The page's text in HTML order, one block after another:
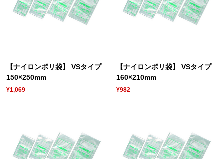
【ナイロンポリ袋】 VSタイプ
150×250mm
¥1,069
【ナイロンポリ袋】 VSタイプ
160×210mm
¥982